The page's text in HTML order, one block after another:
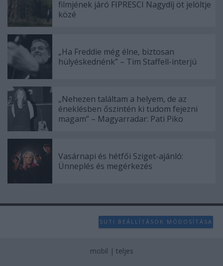
filmjének járó FIPRESCI Nagydíj öt jelöltje
közé
„Ha Freddie még élne, biztosan
hülyéskednénk” – Tim Staffell-interjú
„Nehezen találtam a helyem, de az
éneklésben őszintén ki tudom fejezni
magam” – Magyarradar: Pati Piko
Vasárnapi és hétfői Sziget-ajánló:
Ünneplés és megérkezés
SÜTI BEÁLLÍTÁSOK MÓDOSÍTÁSA
mobil | teljes